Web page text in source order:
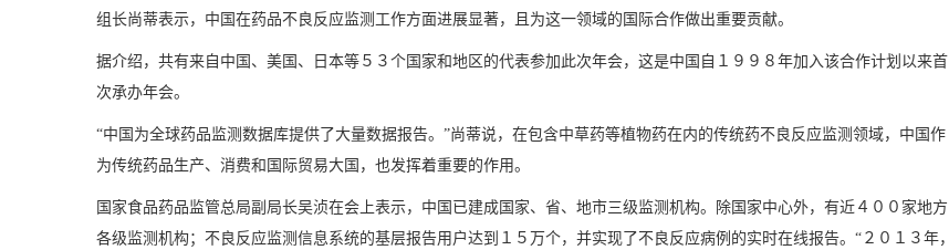
组长尚蒂表示，中国在药品不良反应监测工作方面进展显著，且为这一领域的国际合作做出重要贡献。
据介绍，共有来自中国、美国、日本等５３个国家和地区的代表参加此次年会，这是中国自１９９８年加入该合作计划以来首
次承办年会。
“中国为全球药品监测数据库提供了大量数据报告。”尚蒂说，在包含中草药等植物药在内的传统药不良反应监测领域，中国作
为传统药品生产、消费和国际贸易大国，也发挥着重要的作用。
国家食品药品监管总局副局长吴浈在会上表示，中国已建成国家、省、地市三级监测机构。除国家中心外，有近４００家地方
各级监测机构；不良反应监测信息系统的基层报告用户达到１５万个，并实现了不良反应病例的实时在线报告。“２０１３年，